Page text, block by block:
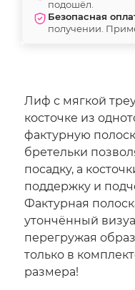
подошёл.
Безопасная
получении.
Лиф с мягкой
косточке из
фактурную
бретельки
посадку, а
поддержку и
Фактурная
утончённый
перегружая
только в
размера!